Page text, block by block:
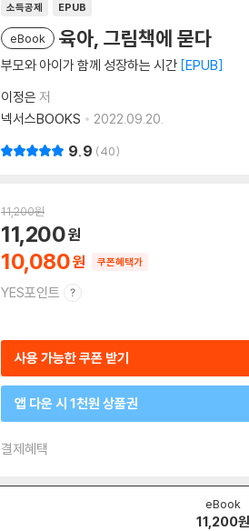
소득공제 EPUB
eBook 육아, 그림책에 묻다
부모와 아이가 함께 성장하는 시간 EPUB
이정은 저
넥서스BOOKS
2022.09.20.
9.9 40
11,200원
10,080
11,200
쿠폰혜택가
YES포인트
사용 가능한 쿠폰 받기
앱 다운 시 1천원 상품권
결제혜택
eBook
11,200